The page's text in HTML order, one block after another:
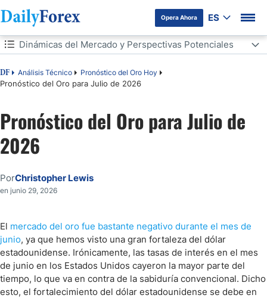
Opera Ahora ES
Tabla de contenidos
DF Análisis Técnico Pronóstico del Oro Hoy
Pronóstico del Oro para Julio de 2026
Dinámicas del Mercado y Perspectivas Potenciales
Dinámicas del Mercado y Perspectivas Potenciales
Pronóstico del Oro para Julio de
2026
PorChristopher Lewis
en junio 29, 2026
El mercado del oro fue bastante negativo durante el mes de
junio, ya que hemos visto una gran fortaleza del dólar
estadounidense. Irónicamente, las tasas de interés en el mes
de junio en los Estados Unidos cayeron la mayor parte del
tiempo, lo que va en contra de la sabiduría convencional. Dicho
esto, el fortalecimiento del dólar estadounidense se debe en